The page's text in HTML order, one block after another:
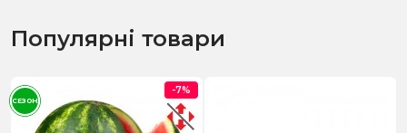
Популярні товари
-7%
СЕЗОН